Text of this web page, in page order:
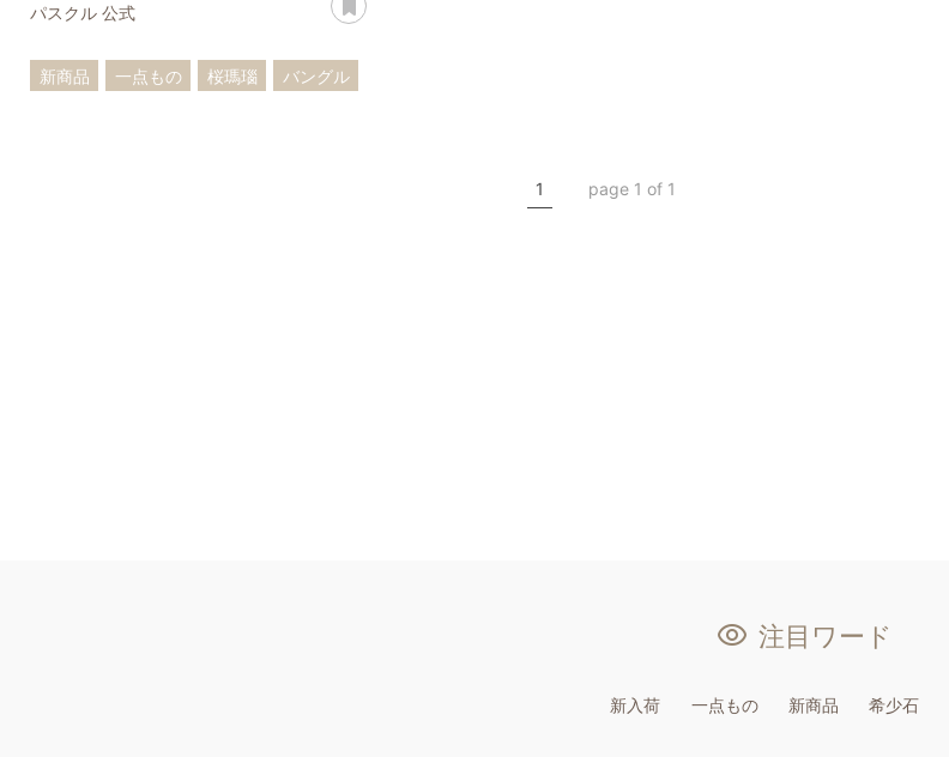
パスクル 公式
新商品 一点もの 桜瑪瑙
バングル
1 page 1 of 1
注目ワード
新入荷 一点もの 新商品 希少石